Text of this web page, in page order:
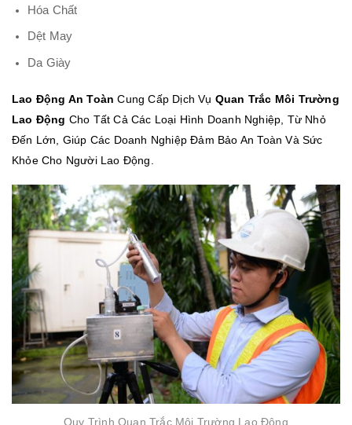
Hóa Chất
Dệt May
Da Giày
Lao Động An Toàn Cung Cấp Dịch Vụ Quan Trắc Môi Trường
Lao Động Cho Tất Cả Các Loại Hình Doanh Nghiệp, Từ Nhỏ
Đến Lớn, Giúp Các Doanh Nghiệp Đảm Bảo An Toàn Và Sức
Khỏe Cho Người Lao Động.
Quy Trình Quan Trắc Môi Trường Lao Động